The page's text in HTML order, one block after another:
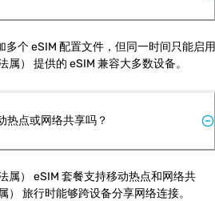
多个 eSIM 配置文件，但同一时间只能启用
属） 提供的 eSIM 兼容大多数设备。
热点或网络共享吗？
属） eSIM 套餐支持移动热点和网络共
） 旅行时能够跨设备分享网络连接。